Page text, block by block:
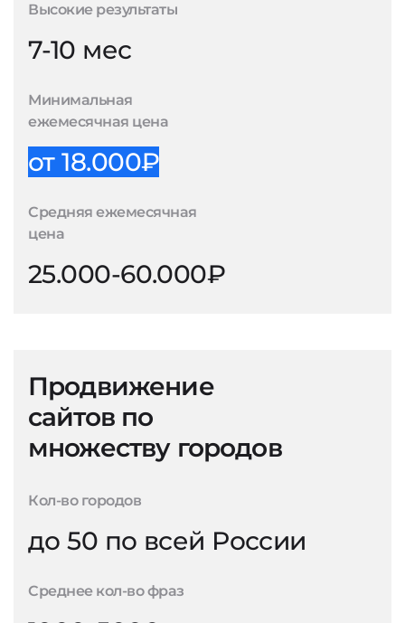
Высокие результаты
7-10 мес
Минимальная
ежемесячная цена
от 18.000₽
Средняя ежемесячная
цена
25.000-60.000₽
Продвижение
сайтов по
множеству городов
Кол-во городов
до 50 по всей России
Среднее кол-во фраз